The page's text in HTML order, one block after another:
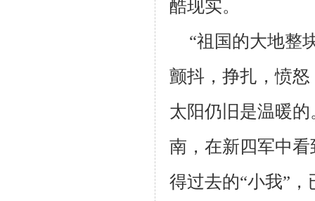
酷现实。
“祖国的大地整
颤抖，挣扎，愤
太阳仍旧是温暖
南，在新四军中
得过去的“小我”